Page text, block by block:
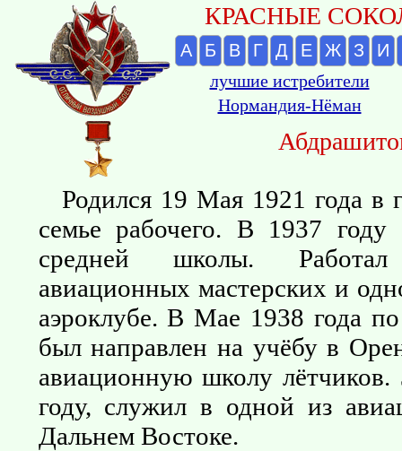
КРАСНЫЕ
А Б В Г Д Е Ж З И
лучшие истребители
Нормандия-Нёман
Родился 19 Мая 1921 года в
семье рабочего. В 1937 году
средней школы.
авиационных мастерских и
аэроклубе. В Мае 1938 года
был направлен на учёбу в
авиационную школу лётчиков.
году, служил в одной из
Дальнем Востоке.